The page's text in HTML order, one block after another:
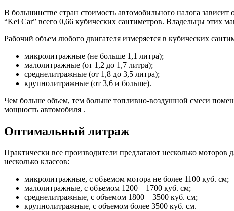
В большинстве стран стоимость автомобильного налога
“Kei Car” всего 0,66 кубических сантиметров. Владельцы этих
Рабочий объем любого двигателя измеряется в кубических
микролитражные (не больше 1,1 литра);
малолитражные (от 1,2 до 1,7 литра);
среднелитражные (от 1,8 до 3,5 литра);
крупнолитражные (от 3,6 и больше).
Чем больше объем, тем больше топливно-воздушной смеси
мощность автомобиля .
Оптимальный литраж
Практически все производители предлагают несколько
несколько классов:
микролитражные, с объемом мотора не более 1100 куб. см;
малолитражные, с объемом 1200 – 1700 куб. см;
среднелитражные, с объемом 1800 – 3500 куб. см;
крупнолитражные, с объемом более 3500 куб. см.